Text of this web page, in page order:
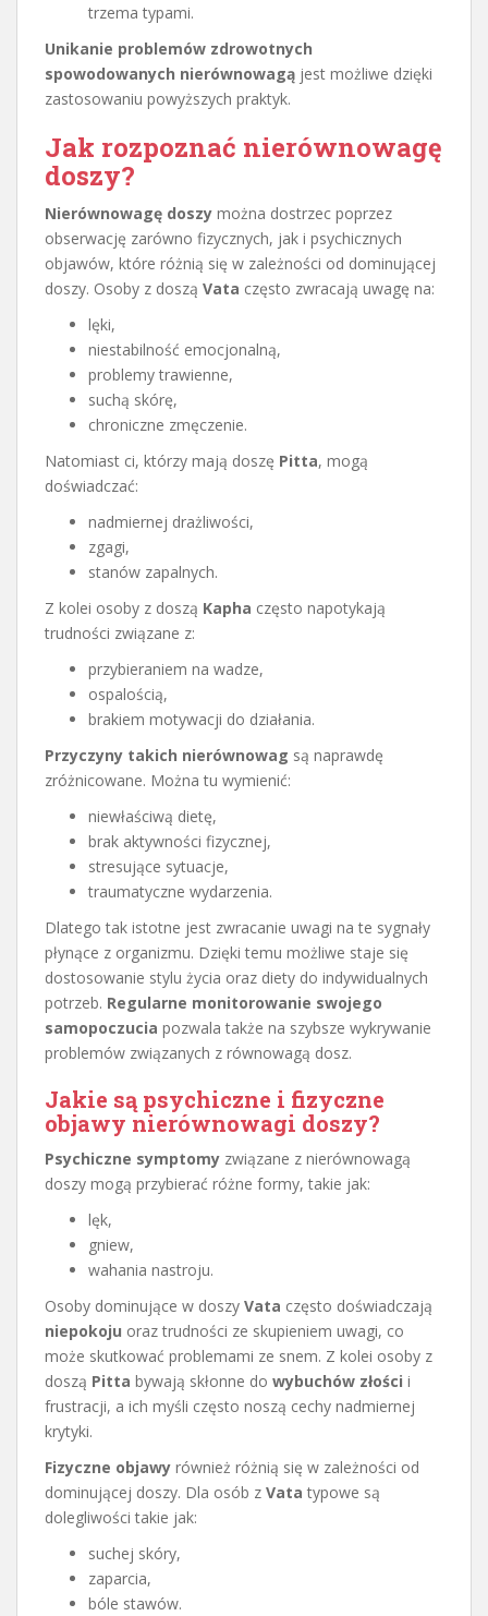
trzema typami.
Unikanie problemów zdrowotnych
spowodowanych nierównowagą jest możliwe dzięki
zastosowaniu powyższych praktyk.
Jak rozpoznać nierównowagę
doszy?
Nierównowagę doszy można dostrzec poprzez
obserwację zarówno fizycznych, jak i psychicznych
objawów, które różnią się w zależności od dominującej
doszy. Osoby z doszą Vata często zwracają uwagę na:
lęki,
niestabilność emocjonalną,
problemy trawienne,
suchą skórę,
chroniczne zmęczenie.
Natomiast ci, którzy mają doszę Pitta, mogą
doświadczać:
nadmiernej drażliwości,
zgagi,
stanów zapalnych.
Z kolei osoby z doszą Kapha często napotykają
trudności związane z:
przybieraniem na wadze,
ospalością,
brakiem motywacji do działania.
Przyczyny takich nierównowag są naprawdę
zróżnicowane. Można tu wymienić:
niewłaściwą dietę,
brak aktywności fizycznej,
stresujące sytuacje,
traumatyczne wydarzenia.
Dlatego tak istotne jest zwracanie uwagi na te sygnały
płynące z organizmu. Dzięki temu możliwe staje się
dostosowanie stylu życia oraz diety do indywidualnych
potrzeb. Regularne monitorowanie swojego
samopoczucia pozwala także na szybsze wykrywanie
problemów związanych z równowagą dosz.
Jakie są psychiczne i fizyczne
objawy nierównowagi doszy?
Psychiczne symptomy związane z nierównowagą
doszy mogą przybierać różne formy, takie jak:
lęk,
gniew,
wahania nastroju.
Osoby dominujące w doszy Vata często doświadczają
niepokoju oraz trudności ze skupieniem uwagi, co
może skutkować problemami ze snem. Z kolei osoby z
doszą Pitta bywają skłonne do wybuchów złości i
frustracji, a ich myśli często noszą cechy nadmiernej
krytyki.
Fizyczne objawy również różnią się w zależności od
dominującej doszy. Dla osób z Vata typowe są
dolegliwości takie jak:
suchej skóry,
zaparcia,
bóle stawów.